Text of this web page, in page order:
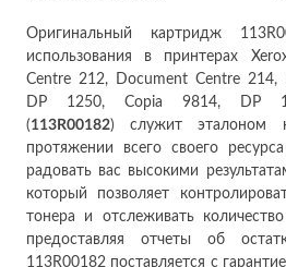
Оригинальный картридж
использования в принтерах
Centre 212, Document Centre 214,
DP 1250, Copia 9814, DP
(113R00182) служит эталоном
протяжении всего своего
радовать вас высокими
который позволяет
тонера и отслеживать
предоставляя отчеты об
113R00182 поставляется с